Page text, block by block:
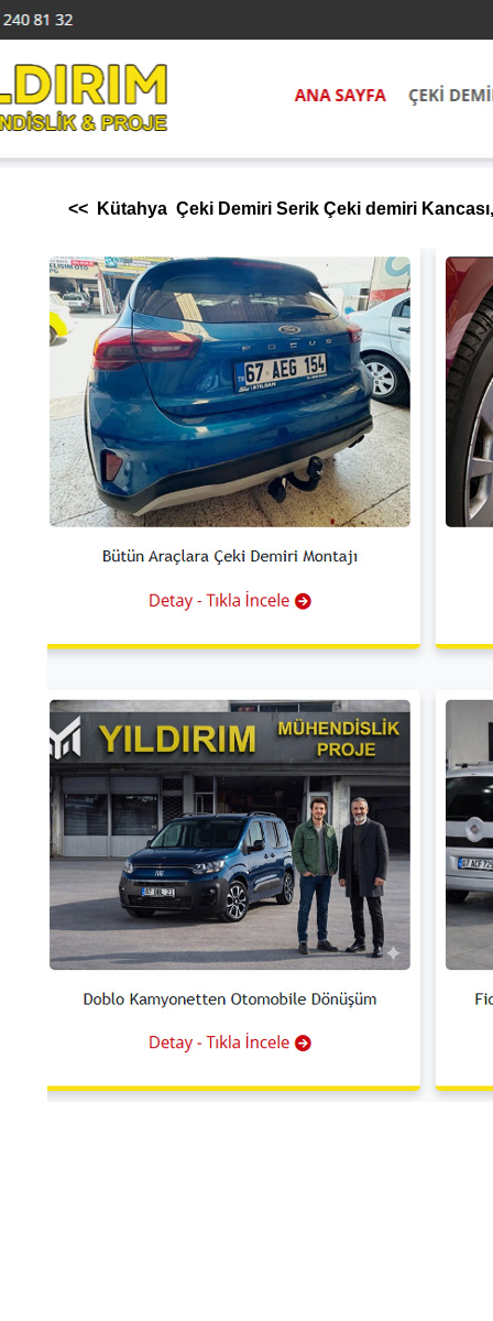
<< Kütahya Çeki Demiri Serik Çeki demiri